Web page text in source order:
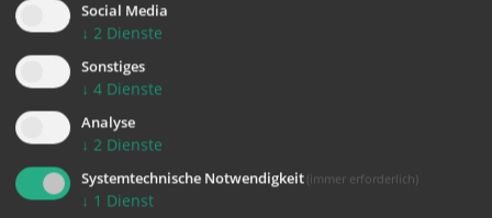
Social Media
↓ 2 Dienste
Sonstiges
↓ 4 Dienste
Analyse
↓ 2 Dienste
Systemtechnische Notwendigkeit (immer erforderlich)
↓ 1 Dienst